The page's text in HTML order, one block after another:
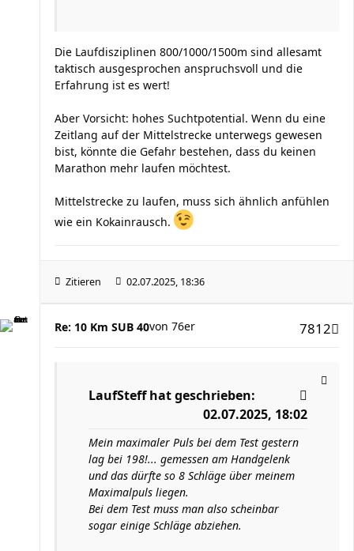
Die Laufdisziplinen 800/1000/1500m sind allesamt
taktisch ausgesprochen anspruchsvoll und die
Erfahrung ist es wert!
Aber Vorsicht: hohes Suchtpotential. Wenn du eine
Zeitlang auf der Mittelstrecke unterwegs gewesen
bist, könnte die Gefahr bestehen, dass du keinen
Marathon mehr laufen möchtest.
Mittelstrecke zu laufen, muss sich ähnlich anfühlen
wie ein Kokainrausch.
Zitieren 02.07.2025, 18:36
Re: 10 Km SUB 40 7812
von 76er
LaufSteffhat geschrieben:
02.07.2025, 18:02
Mein maximaler Puls bei dem Test gestern
lag bei 198!... gemessen am Handgelenk
und das dürfte so 8 Schläge über meinem
Maximalpuls liegen.
Bei dem Test muss man also scheinbar
sogar einige Schläge abziehen.